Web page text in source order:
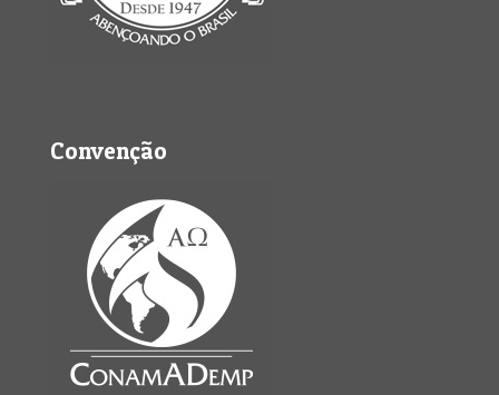
Convenção